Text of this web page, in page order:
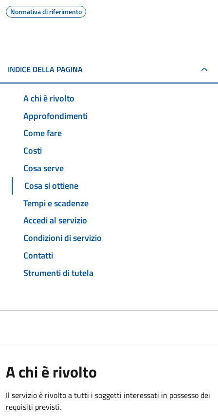
Normativa di riferimento
INDICE DELLA PAGINA
A chi è rivolto
Approfondimenti
Come fare
Costi
Cosa serve
Cosa si ottiene
Tempi e scadenze
Accedi al servizio
Condizioni di servizio
Contatti
Strumenti di tutela
A chi è rivolto
Il servizio è rivolto a tutti i soggetti interessati in possesso dei
requisiti previsti.